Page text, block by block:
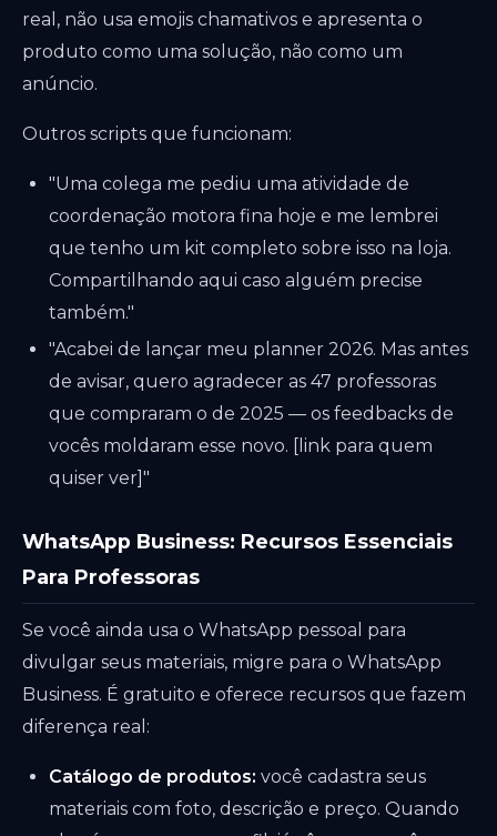
real, não usa emojis chamativos e apresenta o
produto como uma solução, não como um
anúncio.
Outros scripts que funcionam:
"Uma colega me pediu uma atividade de
coordenação motora fina hoje e me lembrei
que tenho um kit completo sobre isso na loja.
Compartilhando aqui caso alguém precise
também."
"Acabei de lançar meu planner 2026. Mas antes
de avisar, quero agradecer as 47 professoras
que compraram o de 2025 — os feedbacks de
vocês moldaram esse novo. [link para quem
quiser ver]"
WhatsApp Business: Recursos Essenciais
Para Professoras
Se você ainda usa o WhatsApp pessoal para
divulgar seus materiais, migre para o WhatsApp
Business. É gratuito e oferece recursos que fazem
diferença real:
Catálogo de produtos: você cadastra seus
materiais com foto, descrição e preço. Quando